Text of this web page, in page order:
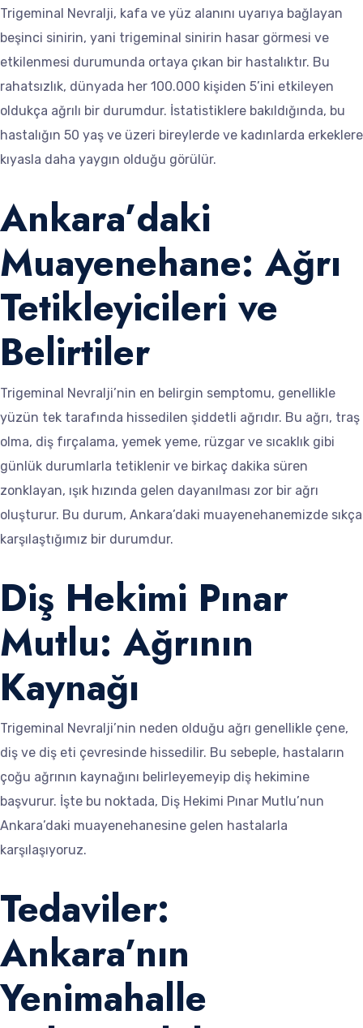
Trigeminal Nevralji, kafa ve yüz alanını uyarıya bağlayan
beşinci sinirin, yani trigeminal sinirin hasar görmesi ve
etkilenmesi durumunda ortaya çıkan bir hastalıktır. Bu
rahatsızlık, dünyada her 100.000 kişiden 5’ini etkileyen
oldukça ağrılı bir durumdur. İstatistiklere bakıldığında, bu
hastalığın 50 yaş ve üzeri bireylerde ve kadınlarda erkeklere
kıyasla daha yaygın olduğu görülür.
Ankara’daki
Muayenehane: Ağrı
Tetikleyicileri ve
Belirtiler
Trigeminal Nevralji’nin en belirgin semptomu, genellikle
yüzün tek tarafında hissedilen şiddetli ağrıdır. Bu ağrı, traş
olma, diş fırçalama, yemek yeme, rüzgar ve sıcaklık gibi
günlük durumlarla tetiklenir ve birkaç dakika süren
zonklayan, ışık hızında gelen dayanılması zor bir ağrı
oluşturur. Bu durum, Ankara’daki muayenehanemizde sıkça
karşılaştığımız bir durumdur.
Diş Hekimi Pınar
Mutlu: Ağrının
Kaynağı
Trigeminal Nevralji’nin neden olduğu ağrı genellikle çene,
diş ve diş eti çevresinde hissedilir. Bu sebeple, hastaların
çoğu ağrının kaynağını belirleyemeyip diş hekimine
başvurur. İşte bu noktada, Diş Hekimi Pınar Mutlu’nun
Ankara’daki muayenehanesine gelen hastalarla
karşılaşıyoruz.
Tedaviler:
Ankara’nın
Yenimahalle